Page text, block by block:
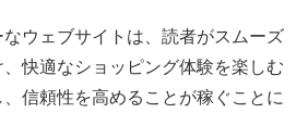
ウェブサイトは、読者がスムーズ
快適なショッピング体験を楽しむ
信頼性を高めることが稼ぐことに